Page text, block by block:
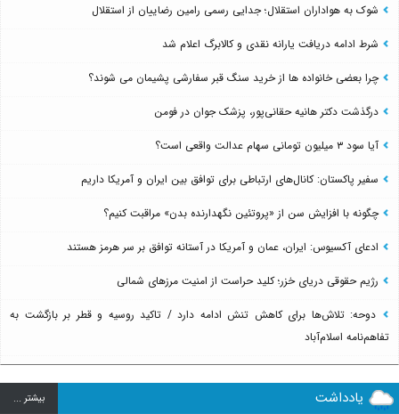
شوک به هواداران استقلال؛ جدایی رسمی رامین رضاییان از استقلال
شرط ادامه دریافت یارانه نقدی و کالابرگ اعلام شد
چرا بعضی خانواده ها از خرید سنگ قبر سفارشی پشیمان می شوند؟
درگذشت دکتر هانیه حقانی‌پور، پزشک جوان در فومن
آیا سود ۳ میلیون تومانی سهام عدالت واقعی است؟
سفیر پاکستان: کانال‌های ارتباطی برای توافق بین ایران و آمریکا داریم
چگونه با افزایش سن از «پروتئین نگهدارنده بدن» مراقبت کنیم؟
ادعای آکسیوس: ایران، عمان و آمریکا در آستانه توافق بر سر هرمز هستند
رژیم حقوقی دریای خزر؛ کلید حراست از امنیت مرزهای شمالی
دوحه: تلاش‌ها برای کاهش تنش ادامه دارد / تاکید روسیه و قطر بر بازگشت به
تفاهم‌نامه اسلام‌آباد
یادداشت بيشتر ...